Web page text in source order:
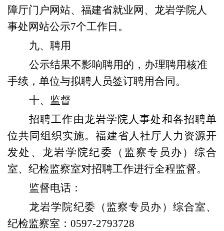
障厅门户网站、福建省就业网、龙岩学院人
事处网站公示7个工作日。
九、 聘用
公示结果不影响聘用的，办理聘用核准
手续，单位与拟聘人员签订聘用合同。
十、监督
招聘工作由龙岩学院人事处和各招聘单
位共同组织实施。福建省人社厅人力资源开
发处、龙岩学院纪委（监察专员办）综合
室、纪检监察室对招聘工作进行全程监督。
监督电话：
龙岩学院纪委（监察专员办）综合室、
纪检监察室： 0597-2793728